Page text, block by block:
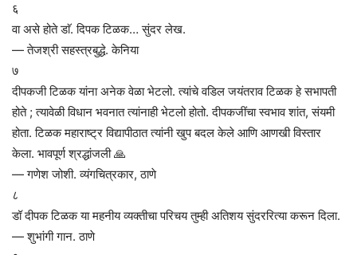
६
वा असे होते डाॅ. दिपक टिळक… सुंदर लेख.
— तेजश्री सहस्त्रबुद्धे. केनिया
७
दीपकजी टिळक यांना अनेक वेळा भेटलो. त्यांचे वडिल जयंतराव टिळक हे सभापती
होते ; त्यावेळी विधान भवनात त्यांनाही भेटलो होतो. दीपकजींचा स्वभाव शांत, संयमी
होता. टिळक महाराष्ट्र विद्यापीठात त्यांनी खुप बदल केले आणि आणखी विस्तार
केला. भावपूर्ण श्रद्धांजली 🙏
— गणेश जोशी. व्यंगचित्रकार, ठाणे
८
डॉ दीपक टिळक या महनीय व्यक्तीचा परिचय तुम्ही अतिशय सुंदररित्या करून दिला.
— शुभांगी गान. ठाणे